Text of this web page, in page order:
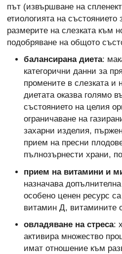
път (извършване на
етиологията на
размерите на слезката към
подобряване на общото
балансирана диета:
категорични данни за
промените в слезката и
диетата оказва голямо
състоянието на целия
ограничаване на
захарни изделия,
прием на пресни
пълнозърнести храни,
прием на витамини и
назначава
особено ценен ресурс
витамин Д, витамините
овладяване на стреса:
активира множество
имат отношение към